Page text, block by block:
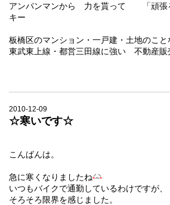
アンパンマンから 力を貰って 「頑張
キー
板橋区のマンション・一戸建・土地のこと
東武東上線・都営三田線に強い 不動産販
2010-12-09
☆寒いです☆
こんばんは。
急に寒くなりましたね
いつもバイクで通勤しているわけですが、
そろそろ限界を感じました。